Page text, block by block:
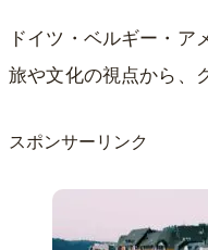
ドイツ・ベルギー・ア
旅や文化の視点から、
スポンサーリンク